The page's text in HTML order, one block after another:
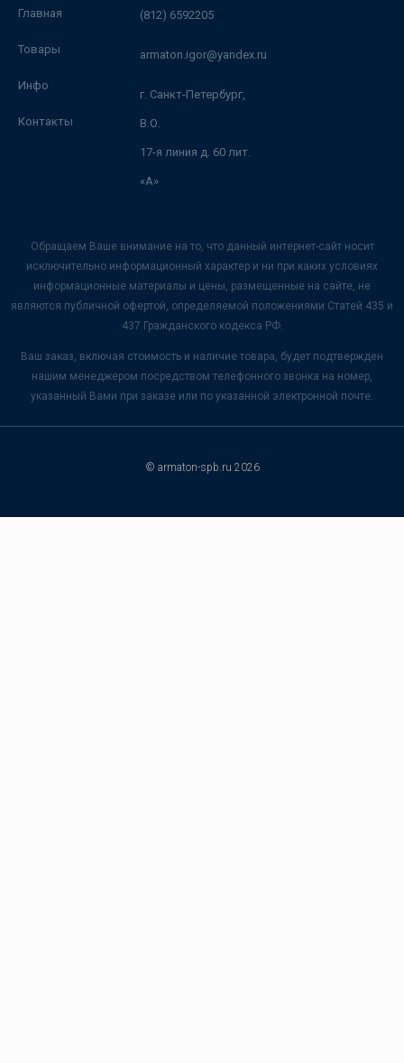
Главная
Товары
Инфо
Контакты
(812) 6592205
armaton.igor@yandex.ru
г. Санкт-Петербург,
В.О.
17-я линия д. 60 лит.
«А»
Обращаем Ваше внимание на то, что данный интернет-сайт носит
исключительно информационный характер и ни при каких условиях
информационные материалы и цены, размещенные на сайте, не
являются публичной офертой, определяемой положениями Статей 435 и
437 Гражданского кодекса РФ.
Ваш заказ, включая стоимость и наличие товара, будет подтвержден
нашим менеджером посредством телефонного звонка на номер,
указанный Вами при заказе или по указанной электронной почте.
© armaton-spb.ru 2026